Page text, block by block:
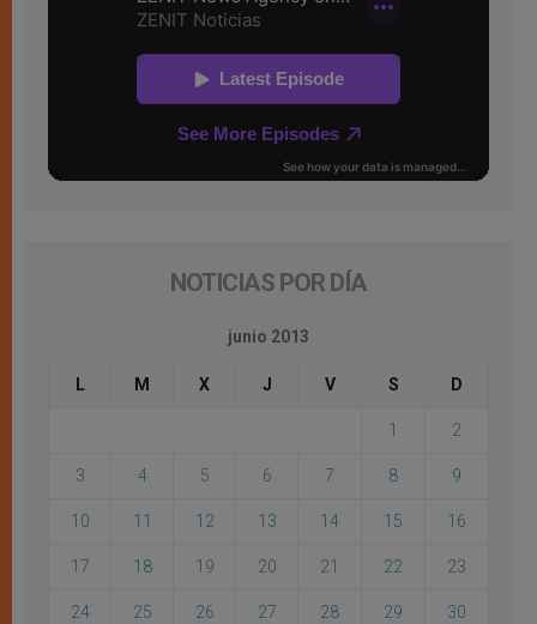
NOTICIAS POR DÍA
junio 2013
L M X J V S D
1 2
3 4 5 6 7 8 9
10 11 12 13 14 15 16
17 18 19 20 21 22 23
24 25 26 27 28 29 30